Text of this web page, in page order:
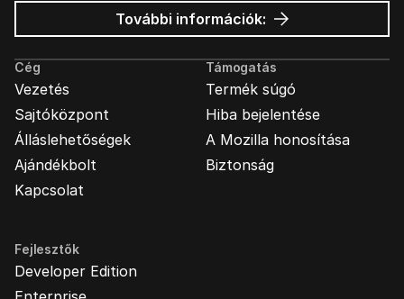
További információk: Mozilla
hirdetések
Cég
Vezetés
Sajtóközpont
Álláslehetőségek
Ajándékbolt
Kapcsolat
Támogatás
Termék súgó
Hiba bejelentése
A Mozilla honosítása
Biztonság
Fejlesztők
Developer Edition